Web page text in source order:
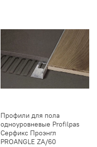
Профили для пола
одноуровневые Profilpas
Серфикс Проэнгл
PROANGLE ZA/60